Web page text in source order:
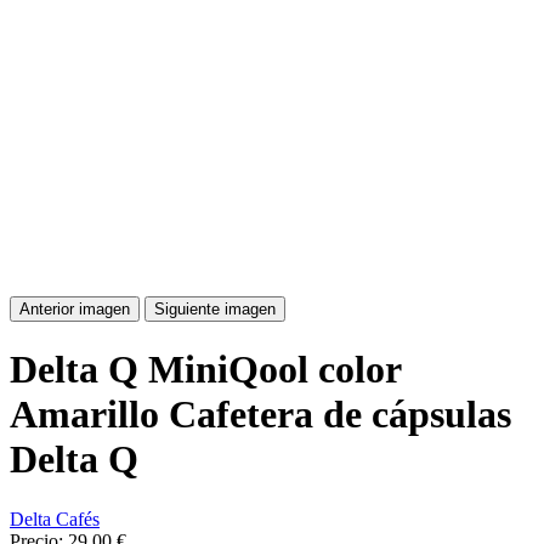
Anterior imagen Siguiente imagen
Delta Q MiniQool color
Amarillo Cafetera de cápsulas
Delta Q
Delta Cafés